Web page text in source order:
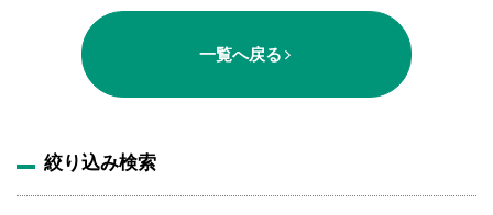
一覧へ戻る
絞り込み検索